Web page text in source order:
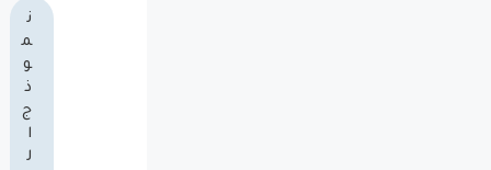
ن
م
و
ذ
ج
ا
ل